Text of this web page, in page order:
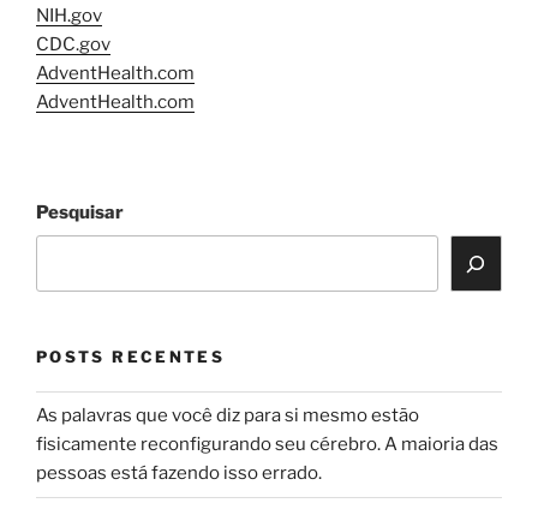
NIH.gov
CDC.gov
AdventHealth.com
AdventHealth.com
Pesquisar
POSTS RECENTES
As palavras que você diz para si mesmo estão
fisicamente reconfigurando seu cérebro. A maioria das
pessoas está fazendo isso errado.